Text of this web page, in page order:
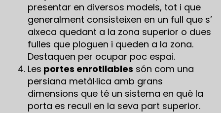
presentar en diversos models, tot i que
generalment consisteixen en un full que s’
aixeca quedant a la zona superior o dues
fulles que ploguen i queden a la zona.
Destaquen per ocupar poc espai.
Les portes enrotllables són com una
persiana metàl·lica amb grans
dimensions que té un sistema en què la
porta es recull en la seva part superior.